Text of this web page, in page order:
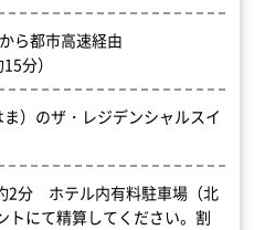
ら都市高速経由
分）
）のザ・レジデンシャルスイ
2分 ホテル内有料駐車場（北
トにて精算してください。割